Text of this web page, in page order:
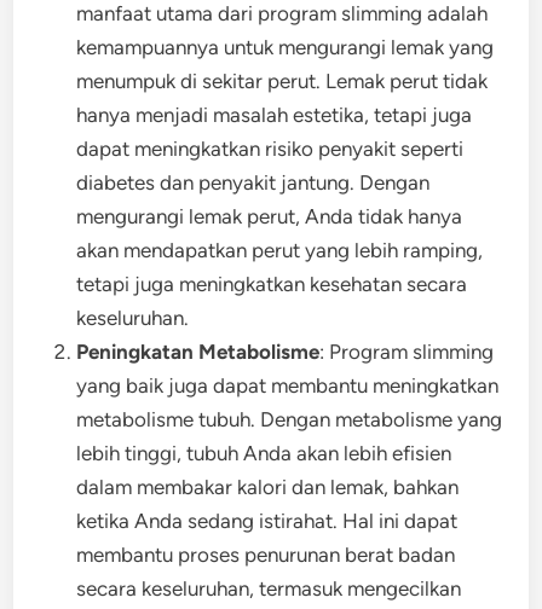
manfaat utama dari program slimming adalah
kemampuannya untuk mengurangi lemak yang
menumpuk di sekitar perut. Lemak perut tidak
hanya menjadi masalah estetika, tetapi juga
dapat meningkatkan risiko penyakit seperti
diabetes dan penyakit jantung. Dengan
mengurangi lemak perut, Anda tidak hanya
akan mendapatkan perut yang lebih ramping,
tetapi juga meningkatkan kesehatan secara
keseluruhan.
Peningkatan Metabolisme: Program slimming
yang baik juga dapat membantu meningkatkan
metabolisme tubuh. Dengan metabolisme yang
lebih tinggi, tubuh Anda akan lebih efisien
dalam membakar kalori dan lemak, bahkan
ketika Anda sedang istirahat. Hal ini dapat
membantu proses penurunan berat badan
secara keseluruhan, termasuk mengecilkan